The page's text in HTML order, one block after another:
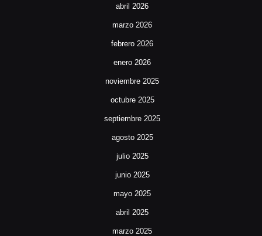
abril 2026
marzo 2026
febrero 2026
enero 2026
noviembre 2025
octubre 2025
septiembre 2025
agosto 2025
julio 2025
junio 2025
mayo 2025
abril 2025
marzo 2025